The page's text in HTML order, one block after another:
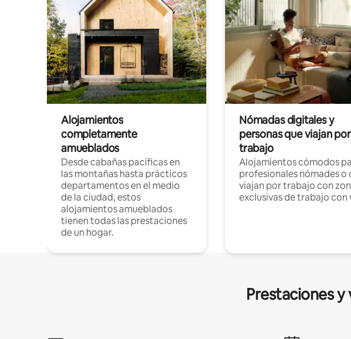
Alojamientos
completamente
amueblados
Desde cabañas pacíficas en
las montañas hasta prácticos
departamentos en el medio
de la ciudad, estos
alojamientos amueblados
tienen todas las prestaciones
de un hogar.
Nómadas digitales y
personas que viajan por
trabajo
Alojamientos cómodos
profesionales nómades o
viajan por trabajo con
exclusivas de trabajo con
Prestaciones y